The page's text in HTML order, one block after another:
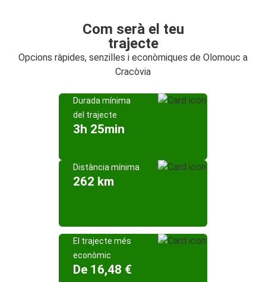
Com serà el teu
trajecte
Opcions ràpides, senzilles i econòmiques de Olomouc a
Cracòvia
Durada mínima
del trajecte
3h 25min
Distància mínima
262 km
El trajecte més
econòmic
De 16,48 €